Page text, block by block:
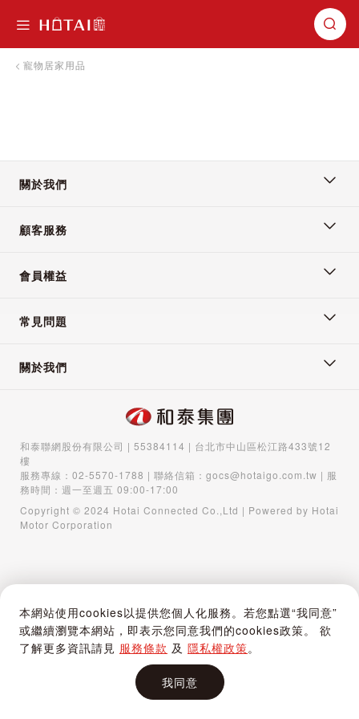
本網站使用cookies以提供您個人化服務。若您點選“我同意”
或繼續瀏覽本網站，即表示您同意我們的cookies政策。 欲
了解更多資訊請見 服務條款 及 隱私權政策。
我同意
購物車
寵物居家用品
關於我們
顧客服務
會員權益
常見問題
關於我們
和泰聯網股份有限公司 | 55384114 | 台北市中山區松江路433號12
樓
服務專線： 02-5570-1788 | 聯絡信箱： gocs@hotaigo.com.tw | 服
務時間：週一至週五 09:00-17:00
Copyright © 2024 Hotai Connected Co.,Ltd | Powered by Hotai
Motor Corporation